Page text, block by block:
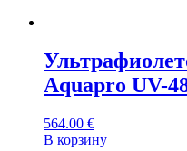
Aquapro UV-
564.00 €
В корзину